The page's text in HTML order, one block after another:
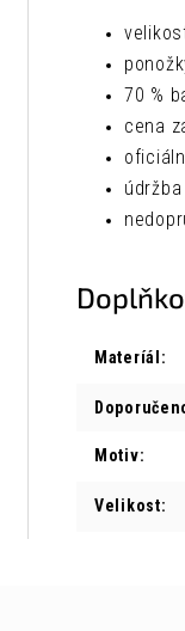
70 %
cena
údržba
Materíál :
Motiv:
Velikost: